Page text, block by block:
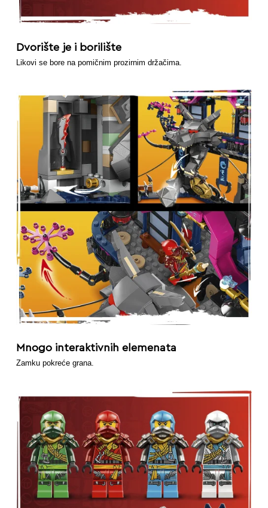
Dvorište je i borilište
Likovi se bore na pomičnim prozirnim držačima.
Mnogo interaktivnih elemenata
Zamku pokreće grana.